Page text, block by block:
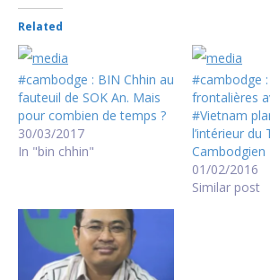
Related
#cambodge : BIN Chhin au
fauteuil de SOK An. Mais
pour combien de temps ?
30/03/2017
In "bin chhin"
#cambodge
frontalières
#Vietnam
l’intérieur du
Cambodgien
01/02/2016
Similar post